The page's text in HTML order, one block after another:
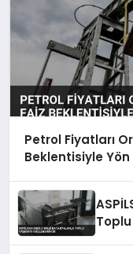
Petrol Fiyatları
Beklentisiyle